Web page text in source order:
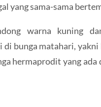
yang sama-sama
warna kuning
di bunga matahari,
hermaprodit yang